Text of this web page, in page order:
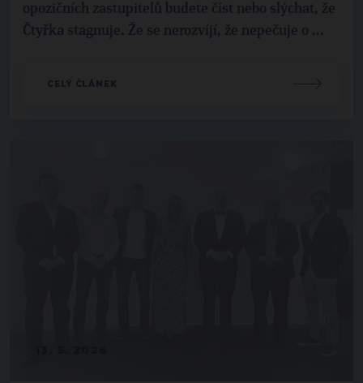
opozičních zastupitelů budete číst nebo slýchat, že
Čtyřka stagnuje. Že se nerozvíjí, že nepečuje o ...
CELÝ ČLÁNEK